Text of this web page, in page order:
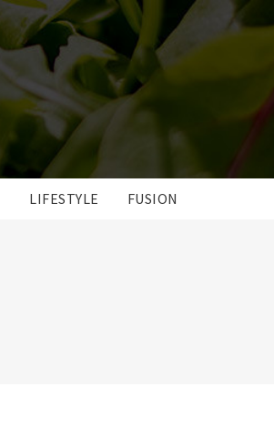
LIFESTYLE FUSION